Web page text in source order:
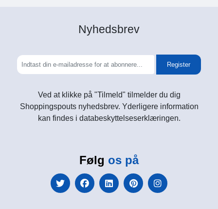
Nyhedsbrev
Register
Ved at klikke på "Tilmeld" tilmelder du dig
Shoppingspouts nyhedsbrev. Yderligere information
kan findes i databeskyttelseserklæringen.
Følg os på